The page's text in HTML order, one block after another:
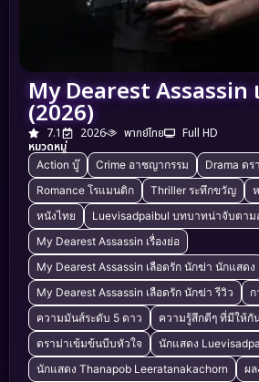
My Dearest Assassin
(2026)
7.1 2026 พากย์ไทย
Full HD
หมวดหมู่
Action บู๊ Crime อาชญากรรม
Drama ดร
Romance โรแมนติก
Thriller ระทึกขวัญ
หนังไทย
Luevisadpaibul บทบาทน่าจับตาม
My Dearest Assassin เรื่องย่อ
My Dearest Assassin เลือดรัก นักฆ่า นักแสดง
My Dearest Assassin เลือดรัก นักฆ่า รีวิว
ความมันส์ระดับ 5 ดาว
ความรู้สึกดีๆ ที่มีให้กั
ดราม่าเข้มข้นบีบหัวใจ
นักแสดง
นักแสดง Thanapob Leeratanakachorn
ผ